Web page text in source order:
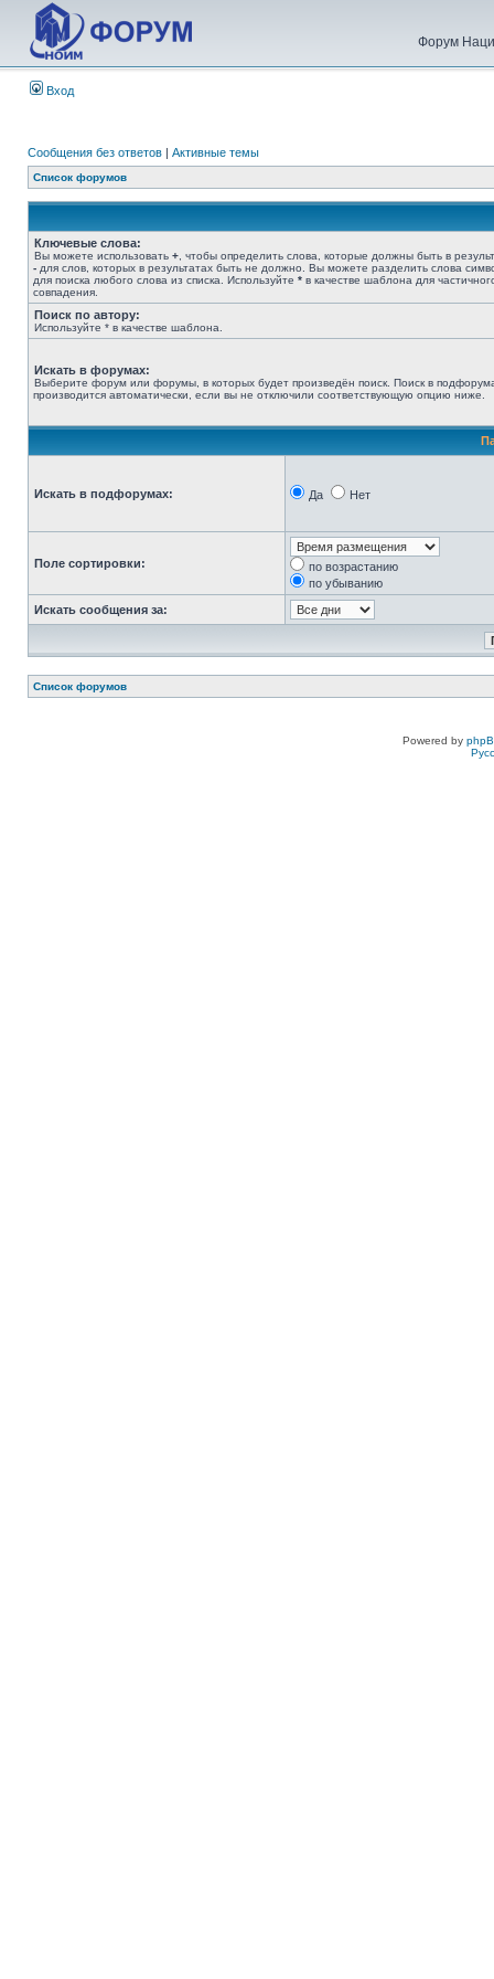
Форум
Вход
Сообщения без ответов | Активные темы
Список форумов
Ключевые слова:
Вы можете использовать + , чтобы определить слова, которые должны быть в
- для слов, которых в результатах быть не должно. Вы можете разделить слова
для поиска любого слова из списка. Используйте * в качестве шаблона для
совпадения.
Поиск по автору:
Используйте * в качестве шаблона.
Искать в форумах:
Выберите форум или форумы, в которых будет произведён поиск. Поиск в
производится автоматически, если вы не отключили соответствующую опцию ниже.
Искать в подфорумах: Да Нет
Поле сортировки:
по возрастанию
по убыванию
Искать сообщения за:
Список форумов
Powered by